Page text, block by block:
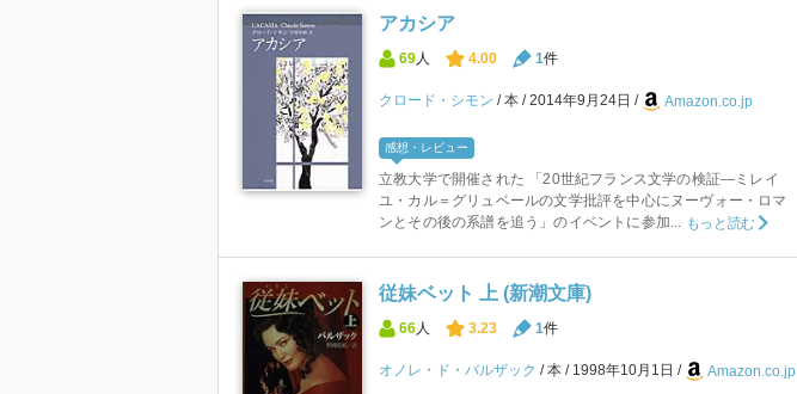
アカシア
69人 4.00 1件
クロード・シモン 本 2014年9月24日 Amazon.co.jp
感想・レビュー
立教大学で開催された 「20世紀フランス文学の検証—ミレイ
ユ・カル＝グリュベールの文学批評を中心にヌーヴォー・ロマ
ンとその後の系譜を追う」のイベントに参加... もっと読む
従妹ベット 上 (新潮文庫)
66 人 3.23 1件
オノレ・ド・バルザック 本 1998年10月1日 Amazon.co.jp